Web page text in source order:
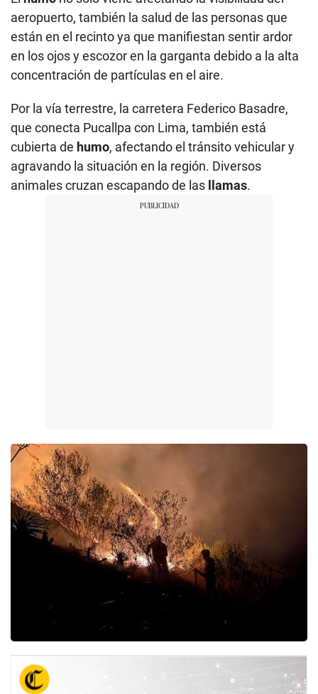
aeropuerto, también la salud de las personas que
están en el recinto ya que manifiestan sentir ardor
en los ojos y escozor en la garganta debido a la alta
concentración de partículas en el aire.
Por la vía terrestre, la carretera Federico Basadre,
que conecta Pucallpa con Lima, también está
cubierta de humo, afectando el tránsito vehicular y
agravando la situación en la región. Diversos
animales cruzan escapando de las llamas.